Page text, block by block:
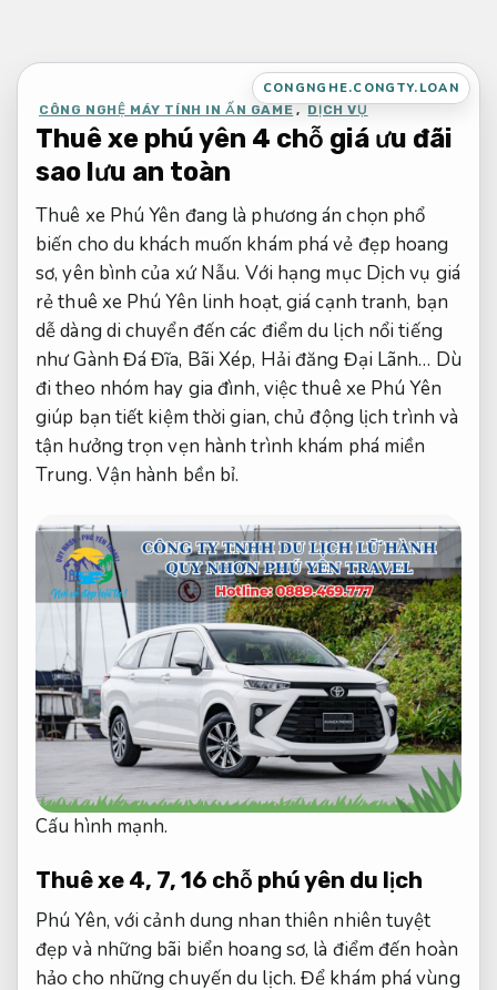
nội
dung
CONGNGHE.CONGTY.LOAN
CÔNG NGHỆ MÁY TÍNH IN ẤN GAME , DỊCH VỤ
Thuê xe phú yên 4 chỗ giá ưu đãi
sao lưu an toàn
Thuê xe Phú Yên đang là phương án chọn phổ
biến cho du khách muốn khám phá vẻ đẹp hoang
sơ, yên bình của xứ Nẫu. Với hạng mục Dịch vụ giá
rẻ thuê xe Phú Yên linh hoạt, giá cạnh tranh, bạn
dễ dàng di chuyển đến các điểm du lịch nổi tiếng
như Gành Đá Đĩa, Bãi Xép, Hải đăng Đại Lãnh… Dù
đi theo nhóm hay gia đình, việc thuê xe Phú Yên
giúp bạn tiết kiệm thời gian, chủ động lịch trình và
tận hưởng trọn vẹn hành trình khám phá miền
Trung. Vận hành bền bỉ.
Cấu hình mạnh.
Thuê xe 4, 7, 16 chỗ phú yên du lịch
Phú Yên, với cảnh dung nhan thiên nhiên tuyệt
đẹp và những bãi biển hoang sơ, là điểm đến hoàn
hảo cho những chuyến du lịch. Để khám phá vùng